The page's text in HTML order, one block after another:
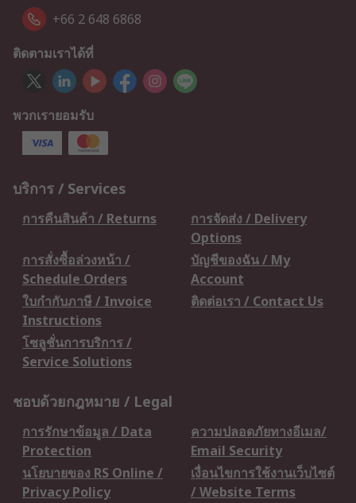
+66 2 648 6868
ติดตามเราได้ที่
พวกเรายอมรับ
บริการ / Services
การคืนสินค้า / Returns
การจัดส่ง / Delivery
Options
การสั่งซื้อล่วงหน้า /
Schedule Orders
บัญชีของฉัน / My
Account
ใบกำกับภาษี / Invoice
Instructions
ติดต่อเรา / Contact Us
โซลูชั่นการบริการ /
Service Solutions
ชอบด้วยกฎหมาย / Legal
การรักษาข้อมูล / Data
Protection
ความปลอดภัยทางอีเมล/
Email Security
นโยบายของ RS Online /
Privacy Policy
เงื่อนไขการใช้งานเว็บไซต์
/ Website Terms